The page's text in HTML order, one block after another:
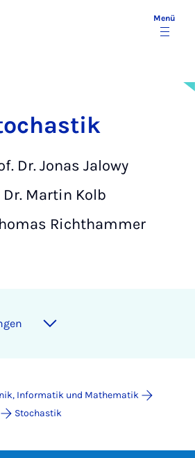
Menü
Dr. Jonas Jalowy
Dr. Martin Kolb
Richthammer
Informatik und Mathematik
Stochastik